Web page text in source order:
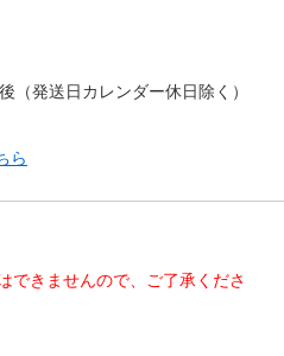
（発送日カレンダー休日除く）
ら
できませんので、ご了承くださ